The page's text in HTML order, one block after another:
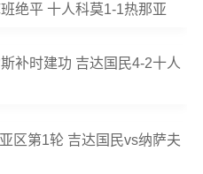
绝平 十人科莫1-1热那亚
补时建功 吉达国民4-2十人
区第1轮 吉达国民vs纳萨夫